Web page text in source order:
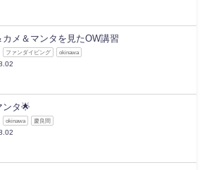
カメ＆マンタを見たOW講習
ファンダイビング okinawa
ンタ🌟
okinawa 慶良間